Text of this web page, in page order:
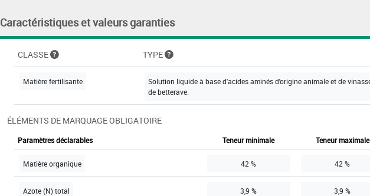
Caractéristiques et valeurs garanties
CLASSE TYPE
Matière fertilisante
Solution liquide à base d'acides aminés d'origine animale et de
de betterave.
ÉLÉMENTS DE MARQUAGE OBLIGATOIRE
Paramètres déclarables Teneur minimale Teneur maximale
Matière organique 42 % 42 %
Azote (N) total 3,9 % 3,9 %